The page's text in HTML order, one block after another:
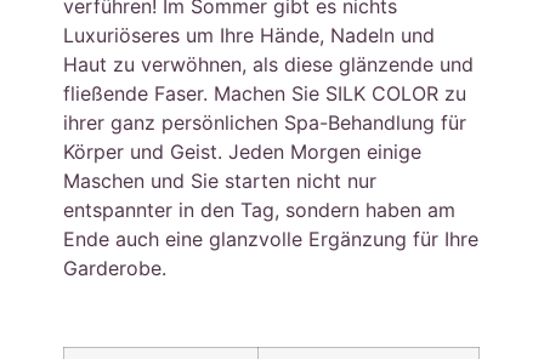
verführen! Im Sommer gibt es nichts
Luxuriöseres um Ihre Hände, Nadeln und
Haut zu verwöhnen, als diese glänzende und
fließende Faser. Machen Sie SILK COLOR zu
ihrer ganz persönlichen Spa-Behandlung für
Körper und Geist. Jeden Morgen einige
Maschen und Sie starten nicht nur
entspannter in den Tag, sondern haben am
Ende auch eine glanzvolle Ergänzung für Ihre
Garderobe.